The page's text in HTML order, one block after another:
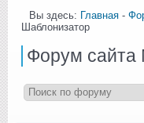
Вы здесь: Главная -
Шаблонизатор
Форум сайта